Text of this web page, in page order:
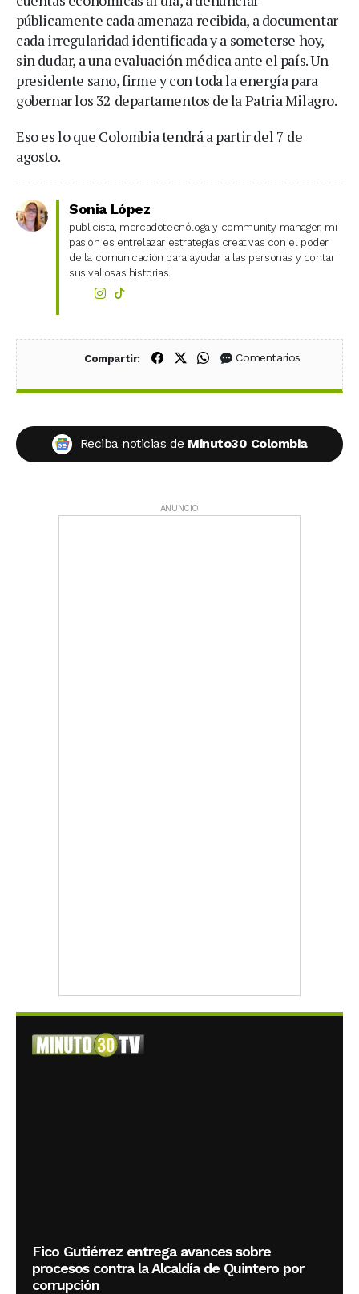
públicamente cada amenaza recibida, a documentar
cada irregularidad identificada y a someterse hoy,
sin dudar, a una evaluación médica ante el país. Un
presidente sano, firme y con toda la energía para
gobernar los 32 departamentos de la Patria Milagro.
Eso es lo que Colombia tendrá a partir del 7 de
agosto.
Sonia López
publicista, mercadotecnóloga y community manager, mi
pasión es entrelazar estrategias creativas con el poder
de la comunicación para ayudar a las personas y contar
sus valiosas historias.
Compartir: Compartir en Facebook
Compartir en X (Twitter)
Compartir en WhatsApp
Comentarios
Reciba noticias de Minuto30 Colombia
ANUNCIO
Fico Gutiérrez entrega avances sobre
procesos contra la Alcaldía de Quintero por
corrupción